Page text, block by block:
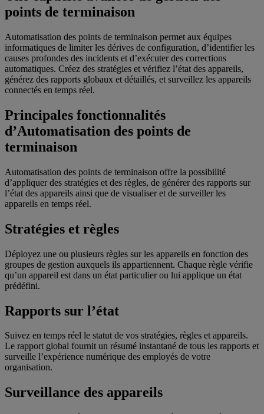
points de terminaison
Automatisation des points de terminaison permet aux équipes
informatiques de limiter les dérives de configuration, d’identifier les
causes profondes des incidents et d’exécuter des corrections
automatiques. Créez des stratégies et vérifiez l’état des appareils,
générez des rapports globaux et détaillés, et surveillez les appareils
connectés en temps réel.
Principales fonctionnalités
d’Automatisation des points de
terminaison
Automatisation des points de terminaison offre la possibilité
d’appliquer des stratégies et des règles, de générer des rapports sur
l’état des appareils ainsi que de visualiser et de surveiller les
appareils en temps réel.
Stratégies et règles
Déployez une ou plusieurs règles sur les appareils en fonction des
groupes de gestion auxquels ils appartiennent. Chaque règle vérifie
qu’un appareil est dans un état particulier ou lui applique un état
prédéfini.
Rapports sur l’état
Suivez en temps réel le statut de vos stratégies, règles et appareils.
Le rapport global fournit un résumé instantané de tous les rapports et
surveille l’expérience numérique des employés de votre
organisation.
Surveillance des appareils